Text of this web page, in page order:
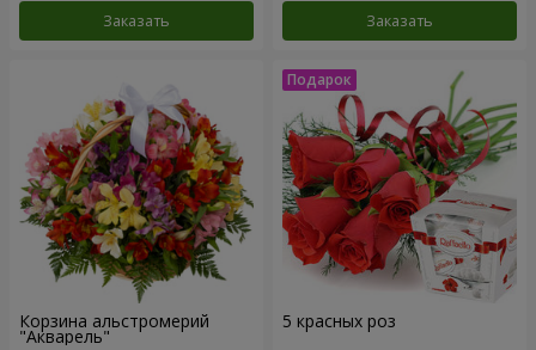
Заказать Заказать
Корзина альстромерий
"Акварель"
5 красных роз